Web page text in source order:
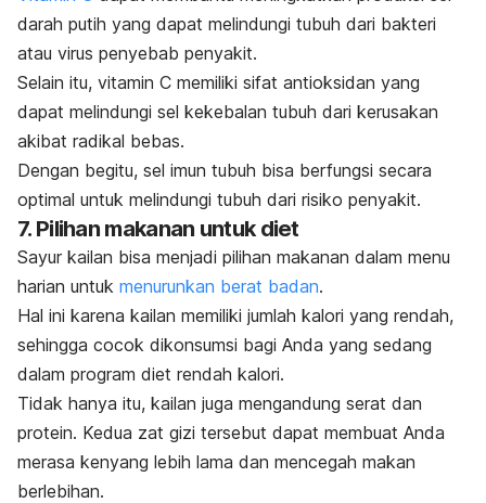
darah putih yang dapat melindungi tubuh dari bakteri
atau virus penyebab penyakit.
Selain itu, vitamin C memiliki sifat antioksidan yang
dapat melindungi sel kekebalan tubuh dari kerusakan
akibat radikal bebas.
Dengan begitu, sel imun tubuh bisa berfungsi secara
optimal untuk melindungi tubuh dari risiko penyakit.
7. Pilihan makanan untuk diet
Sayur kailan bisa menjadi pilihan makanan dalam menu
harian untuk menurunkan berat badan.
Hal ini karena kailan memiliki jumlah kalori yang rendah,
sehingga cocok dikonsumsi bagi Anda yang sedang
dalam program diet rendah kalori.
Tidak hanya itu, kailan juga mengandung serat dan
protein. Kedua zat gizi tersebut dapat membuat Anda
merasa kenyang lebih lama dan mencegah makan
berlebihan.